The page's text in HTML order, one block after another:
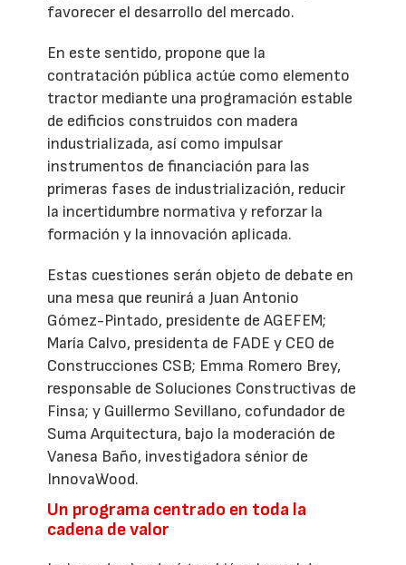
favorecer el desarrollo del mercado.
En este sentido, propone que la
contratación pública actúe como elemento
tractor mediante una programación estable
de edificios construidos con madera
industrializada, así como impulsar
instrumentos de financiación para las
primeras fases de industrialización, reducir
la incertidumbre normativa y reforzar la
formación y la innovación aplicada.
Estas cuestiones serán objeto de debate en
una mesa que reunirá a Juan Antonio
Gómez-Pintado, presidente de AGEFEM;
María Calvo, presidenta de FADE y CEO de
Construcciones CSB; Emma Romero Brey,
responsable de Soluciones Constructivas de
Finsa; y Guillermo Sevillano, cofundador de
Suma Arquitectura, bajo la moderación de
Vanesa Baño, investigadora sénior de
InnovaWood.
Un programa centrado en toda la
cadena de valor